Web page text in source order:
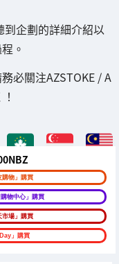
企劃的詳細介紹以
。
必關注AZSTOKE / A
購物」購買
物中心」購買
市場」購買
」購買